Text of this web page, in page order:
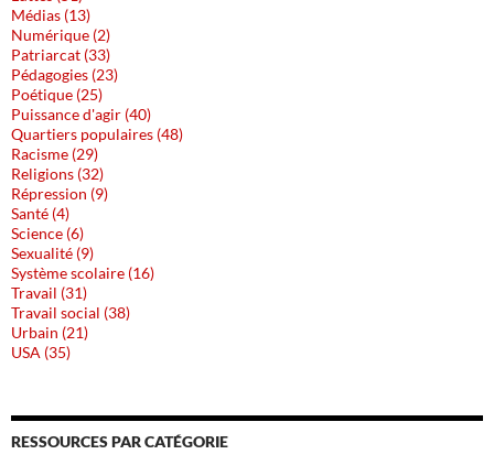
Médias (13)
Numérique (2)
Patriarcat (33)
Pédagogies (23)
Poétique (25)
Puissance d'agir (40)
Quartiers populaires (48)
Racisme (29)
Religions (32)
Répression (9)
Santé (4)
Science (6)
Sexualité (9)
Système scolaire (16)
Travail (31)
Travail social (38)
Urbain (21)
USA (35)
RESSOURCES PAR CATÉGORIE